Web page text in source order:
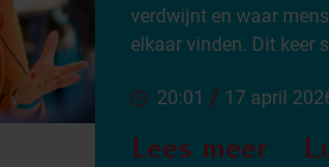
verdwijnt en waar
elkaar vinden. Dit keer
20:01 / 17 april
Lees meer